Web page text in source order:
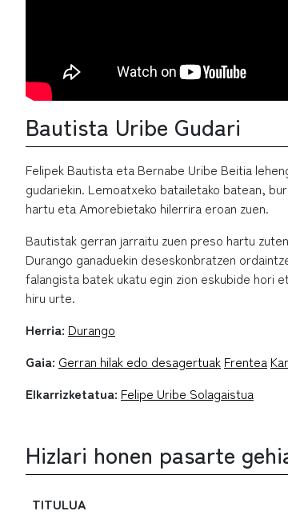
Bautista Uribe Gudari
Felipek Bautista eta Bernabe Uribe Beitia
gudariekin. Lemoatxeko batailetako batean,
hartu eta Amorebietako hilerrira eroan zuen.
Bautistak gerran jarraitu zuen preso hartu
Durango ganaduekin deseskonbratzen
falangista batek ukatu egin zion eskubide hori
hiru urte.
Herria: Durango
Gaia: Gerran hilak edo desagertuak Frentea
Elkarrizketatua: Felipe Uribe Solagaistua
Hizlari honen pasarte
TITULUA